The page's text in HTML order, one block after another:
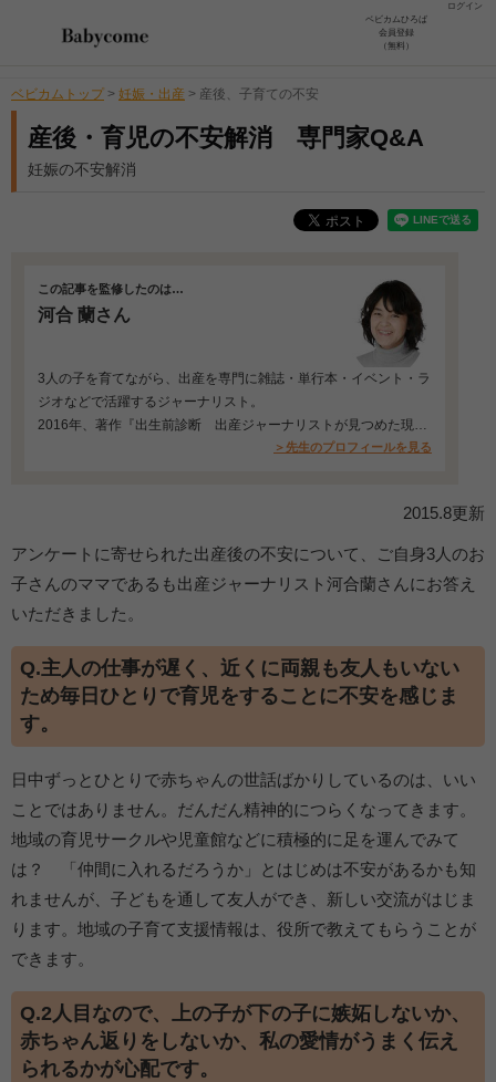
ログイン
ベビカムひろば
会員登録
（無料）
ベビカムトップ > 妊娠・出産 > 産後、子育ての不安
産後・育児の不安解消 専門家Q&A
妊娠の不安解消
この記事を監修したのは…
河合 蘭さん
3人の子を育てながら、出産を専門に雑誌・単行本・イベント・ラ
ジオなどで活躍するジャーナリスト。
2016年、著作『出生前診断 出産ジャーナリストが見つめた現状
＞先生のプロフィールを見る
2015.8更新
アンケートに寄せられた出産後の不安について、ご自身3人のお
子さんのママであるも出産ジャーナリスト河合蘭さんにお答え
いただきました。
Q.主人の仕事が遅く、近くに両親も友人もいない
ため毎日ひとりで育児をすることに不安を感じま
す。
日中ずっとひとりで赤ちゃんの世話ばかりしているのは、いい
ことではありません。だんだん精神的につらくなってきます。
地域の育児サークルや児童館などに積極的に足を運んでみて
は？ 「仲間に入れるだろうか」とはじめは不安があるかも知
れませんが、子どもを通して友人ができ、新しい交流がはじま
ります。地域の子育て支援情報は、役所で教えてもらうことが
できます。
Q.2人目なので、上の子が下の子に嫉妬しないか、
赤ちゃん返りをしないか、私の愛情がうまく伝え
られるかが心配です。